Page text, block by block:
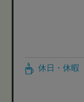
休日・休暇